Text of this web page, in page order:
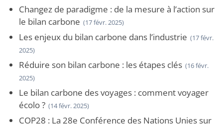
Changez de paradigme : de la mesure à l’action sur
le bilan carbone (17 févr. 2025)
Les enjeux du bilan carbone dans l’industrie (17 févr.
2025)
Réduire son bilan carbone : les étapes clés (16 févr.
2025)
Le bilan carbone des voyages : comment voyager
écolo ? (14 févr. 2025)
COP28 : La 28e Conférence des Nations Unies sur